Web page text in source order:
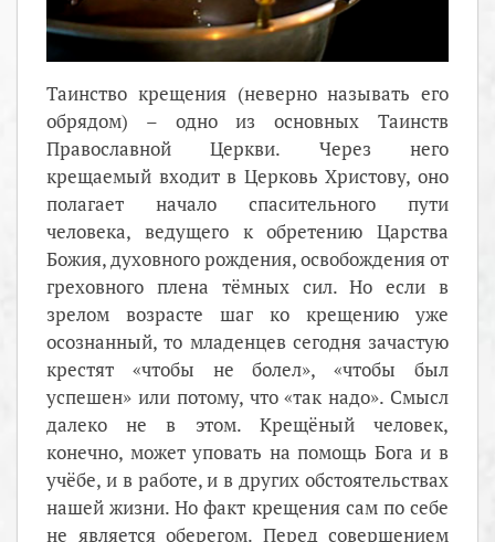
Таинство крещения (неверно называть его
обрядом) – одно из основных Таинств
Православной Церкви. Через него
крещаемый входит в Церковь Христову, оно
полагает начало спасительного пути
человека, ведущего к обретению Царства
Божия, духовного рождения, освобождения от
греховного плена тёмных сил. Но если в
зрелом возрасте шаг ко крещению уже
осознанный, то младенцев сегодня зачастую
крестят «чтобы не болел», «чтобы был
успешен» или потому, что «так надо». Смысл
далеко не в этом. Крещёный человек,
конечно, может уповать на помощь Бога и в
учёбе, и в работе, и в других обстоятельствах
нашей жизни. Но факт крещения сам по себе
не является оберегом. Перед совершением